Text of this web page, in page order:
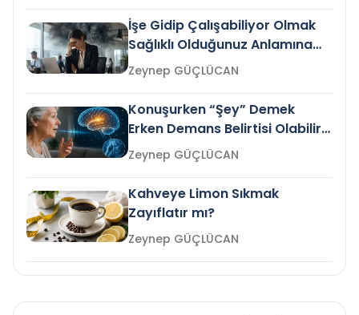
İşe Gidip Çalışabiliyor Olmak
Sağlıklı Olduğunuz Anlamına
Gelir mi?Zeynep GÜÇLÜCAN
Konuşurken “Şey” Demek
Erken Demans Belirtisi Olabilir
mi?
Zeynep GÜÇLÜCAN
Kahveye Limon Sıkmak
Zayıflatır mı?
Zeynep GÜÇLÜCAN